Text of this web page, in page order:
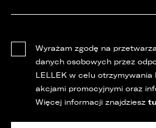
Wyrażam zgodę na
danych osobowych przez
LELLEK w celu
akcjami promocyjnymi oraz
Więcej informacji znajdziesz